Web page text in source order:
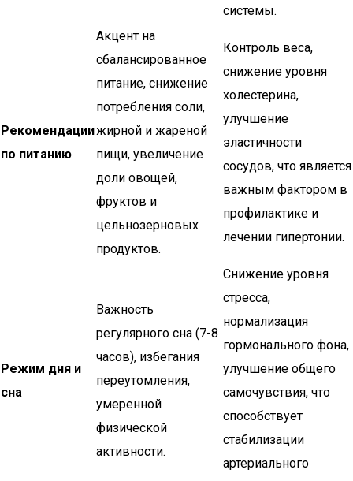
системы.
Рекомендации
по питанию
Акцент на
сбалансированное
питание, снижение
потребления соли,
жирной и жареной
пищи, увеличение
доли овощей,
фруктов и
цельнозерновых
продуктов.
Контроль веса,
снижение уровня
холестерина,
улучшение
эластичности
сосудов, что является
важным фактором в
профилактике и
лечении гипертонии.
Режим дня и
сна
Важность
регулярного сна (7-8
часов), избегания
переутомления,
умеренной
физической
активности.
Снижение уровня
стресса,
нормализация
гормонального фона,
улучшение общего
самочувствия, что
способствует
стабилизации
артериального